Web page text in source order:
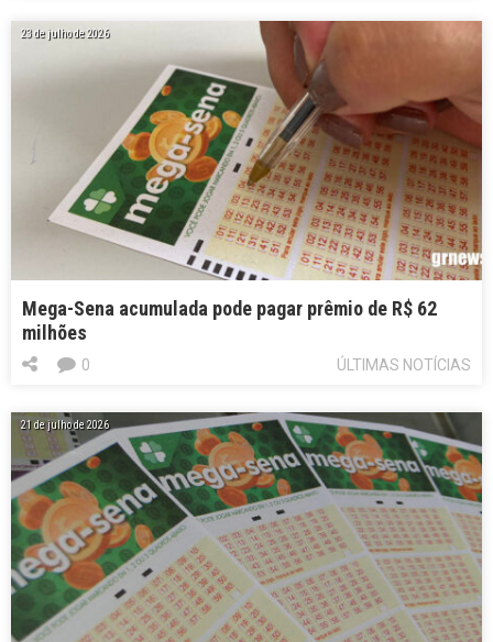
23 de julho de 2026
Mega-Sena acumulada pode pagar prêmio de R$ 62
milhões
ÚLTIMAS NOTÍCIAS
0
21 de julho de 2026